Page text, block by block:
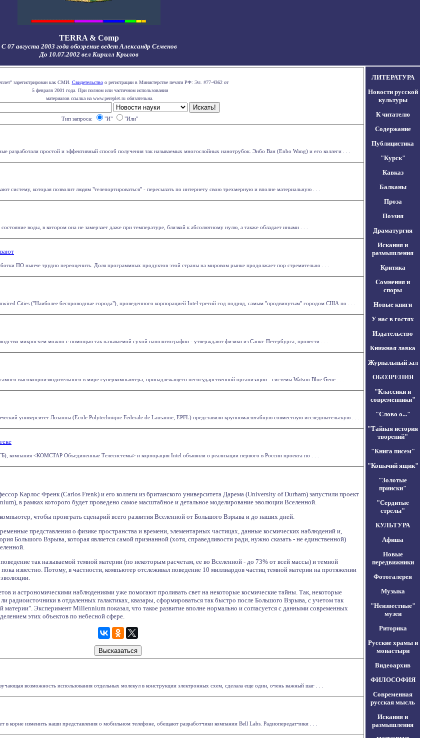
TERRA & Comp
С 07 августа 2003 года обозрение ведет Александр Семенов
До 10.07.2002 вел Кирилл Крылов
зарегистрирован как СМИ. Свидетельствоо регистрации в Министерстве печати РФ: Эл. #77-4362 от
5 февраля 2001 года. При полном или частичном использовании
материалов ссылка на www.pereplet.ru обязательна.
Тип запроса: "И" "Или"
разработали простой и эффективный способ получения так называемых многослойных нанотрубок. Энбо Ван (Enbo Wang) и его коллеги . . .
систему, которая позволит людям "телепортироваться" - пересылать по интернету свою трехмерную и вполне материальную . . .
воды, в котором она не замерзает даже при температуре, близкой к абсолютному нулю, а также обладает иными . . .
ПО нынче трудно переоценить. Доля программных продуктов этой страны на мировом рынке продолжает пор стремительно . . .
Cities ("Наиболее беспроводные города"), проведенного корпорацией Intel третий год подряд, самым "продвинутым" городом США по . . .
микросхем можно с помощью так называемой сухой нанолитографии - утверждают физики из Санкт-Петербурга, провести . . .
высокопроизводительного в мире суперкомпьютера, принадлежащего негосударственной организации - системы Watson Blue Gene . . .
университет Лозанны (Ecole Polytechnique Fеdеrale de Lausanne, EPFL) представили крупномасштабную совместную исследовательскую . . .
компания <КОМСТАР Объединенные Телесистемы> и корпорация Intel объявили о реализации первого в России проекта по . . .
Карлос Френк (Carlos Frenk) и его коллеги из британского университета Дарема (University of Durham) запустили проект
в рамках которого будет проведено самое масштабное и детальное моделирование эволюции Вселенной.
чтобы проиграть сценарий всего развития Вселенной от Большого Взрыва и до наших дней.
представления о физике пространства и времени, элементарных частицах, данные космических наблюдений и,
Большого Взрыва, которая является самой признанной (хотя, справедливости ради, нужно сказать - не единственной)
так называемой темной материи (по некоторым расчетам, ее во Вселенной - до 73% от всей массы) и темной
известно. Потому, в частности, компьютер отслеживал поведение 10 миллиардов частиц темной материи на протяжении
и астрономическими наблюдениями уже помогают проливать свет на некоторые космические тайны. Так, некоторые
радиоисточники в отдаленных галактиках, квазары, сформироваться так быстро после Большого Взрыва, с учетом так
Эксперимент Millennium показал, что такое развитие вполне нормально и согласуется с данными современных
этих объектов по небесной сфере.
возможность использования отдельных молекул в конструкции электронных схем, сделала еще один, очень важный шаг . . .
в корне изменить наши представления о мобильном телефоне, обещают разработчики компании Bell Labs. Радиопередатчики . . .
ЛИТЕРАТУРА
Новости русской
культуры
К читателю
Содержание
Публицистика
"Курск"
Кавказ
Балканы
Проза
Поэзия
Драматургия
Искания и
размышления
Критика
Сомнения и
споры
Новые книги
У нас в гостях
Издательство
Книжная лавка
Журнальный зал
ОБОЗРЕНИЯ
"Классики и
современники"
"Слово о..."
"Тайная история
творений"
"Книга писем"
"Кошачий ящик"
"Золотые
прииски"
"Сердитые
стрелы"
КУЛЬТУРА
Афиша
Новые
передвижники
Фотогалерея
Музыка
"Неизвестные"
музеи
Риторика
Русские храмы и
монастыри
Видеоархив
ФИЛОСОФИЯ
Современная
русская мысль
Искания и
размышления